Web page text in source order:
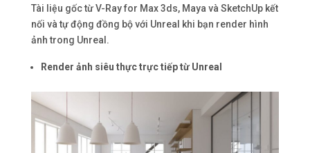
Tài liệu gốc từ V-Ray for Max 3ds, Maya và SketchUp kết
nối và tự động đồng bộ với Unreal khi bạn render hình
ảnh trong Unreal.
Render ảnh siêu thực trực tiếp từ Unreal